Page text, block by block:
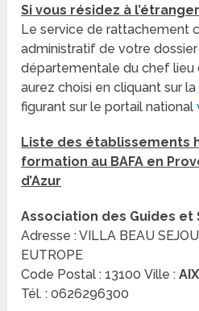
Si vous résidez à
Le service de rattachement
administratif de votre
départementale du chef lieu
aurez choisi en cliquant sur
figurant sur le portail national
Liste des établissements
formation au BAFA en
d’Azur
Association des Guides et
Adresse : VILLA BEAU
EUTROPE
Code Postal : 13100 Ville :
Tél. : 0626296300